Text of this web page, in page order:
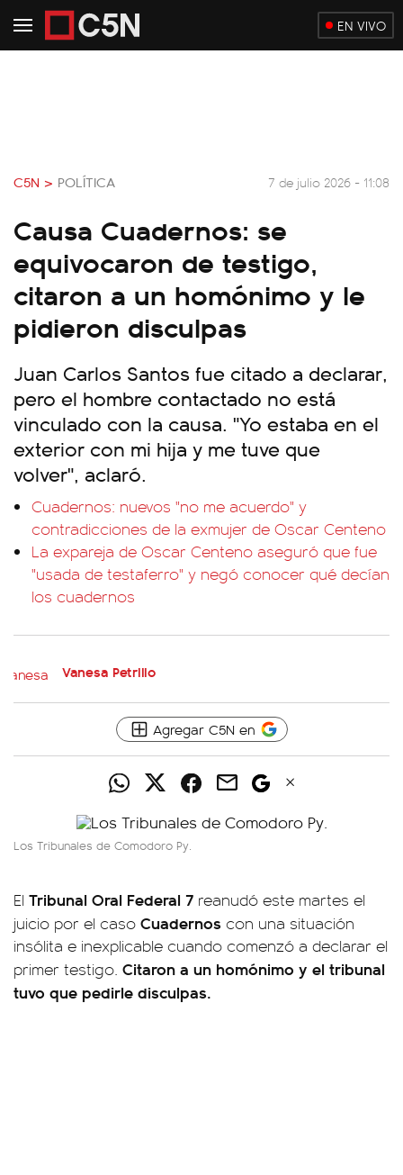
EN VIVO
C5N > POLÍTICA 7 de julio 2026 - 11:08
Causa Cuadernos: se
equivocaron de testigo,
citaron a un homónimo y le
pidieron disculpas
Juan Carlos Santos fue citado a declarar,
pero el hombre contactado no está
vinculado con la causa. "Yo estaba en el
exterior con mi hija y me tuve que
volver", aclaró.
Cuadernos: nuevos "no me acuerdo" y
contradicciones de la exmujer de Oscar Centeno
La expareja de Oscar Centeno aseguró que fue
"usada de testaferro" y negó conocer qué decían
los cuadernos
Vanesa Petrillo
Agregar C5N en
Los Tribunales de Comodoro Py.
El Tribunal Oral Federal 7 reanudó este martes el
juicio por el caso Cuadernos con una situación
insólita e inexplicable cuando comenzó a declarar el
primer testigo. Citaron a un homónimo y el tribunal
tuvo que pedirle disculpas.